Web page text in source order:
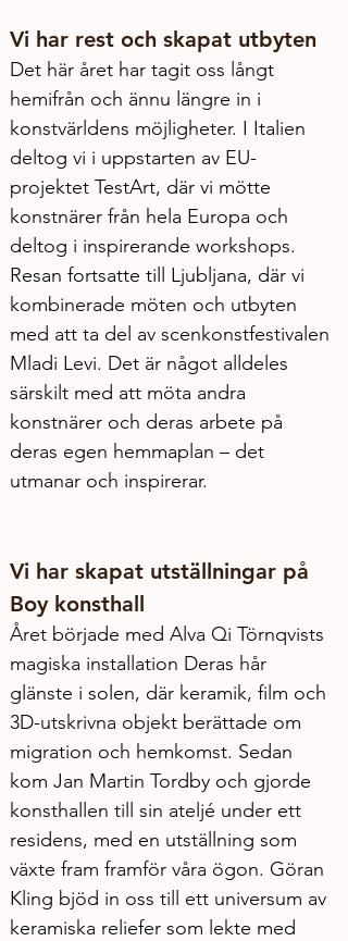
Vi har rest och skapat utbyten
Det här året har tagit oss långt
hemifrån och ännu längre in i
konstvärldens möjligheter. I Italien
deltog vi i uppstarten av EU-
projektet TestArt, där vi mötte
konstnärer från hela Europa och
deltog i inspirerande workshops.
Resan fortsatte till Ljubljana, där vi
kombinerade möten och utbyten
med att ta del av scenkonstfestivalen
Mladi Levi. Det är något alldeles
särskilt med att möta andra
konstnärer och deras arbete på
deras egen hemmaplan – det
utmanar och inspirerar.
Vi har skapat utställningar på
Boy konsthall
Året började med Alva Qi Törnqvists
magiska installation Deras hår
glänste i solen, där keramik, film och
3D-utskrivna objekt berättade om
migration och hemkomst. Sedan
kom Jan Martin Tordby och gjorde
konsthallen till sin ateljé under ett
residens, med en utställning som
växte fram framför våra ögon. Göran
Kling bjöd in oss till ett universum av
keramiska reliefer som lekte med